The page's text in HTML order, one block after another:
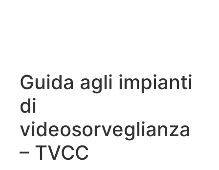
Guida agli impianti
di
videosorveglianza
– TVCC